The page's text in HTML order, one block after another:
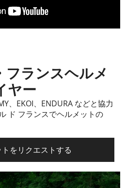
フランスヘルメ
ヤー
、EKOI、ENDURA などと協力
ド フランスでヘルメットの
をリクエストする